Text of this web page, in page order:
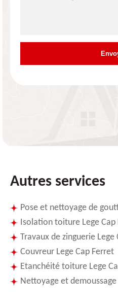
Autres services
Pose et nettoyage de
Isolation toiture Lege Cap
Travaux de zinguerie Lege
Couvreur Lege Cap Ferret
Etanchéité toiture Lege
Nettoyage et